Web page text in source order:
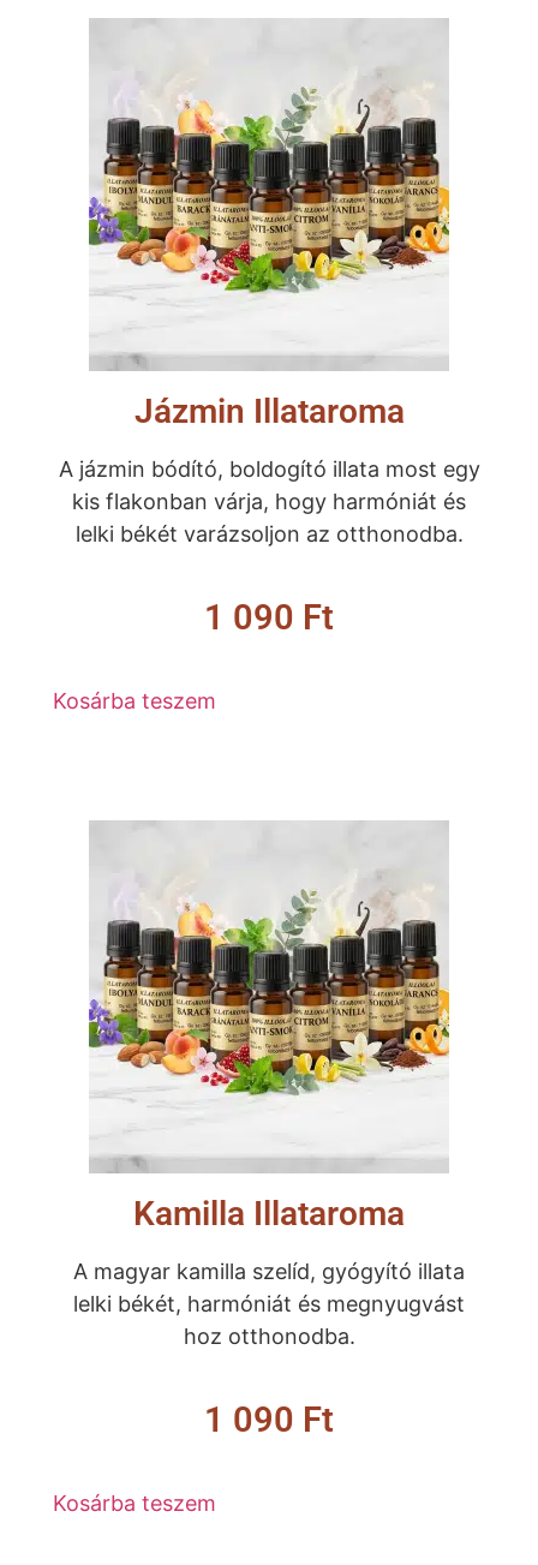
Jázmin Illataroma
A jázmin bódító, boldogító illata most egy
kis flakonban várja, hogy harmóniát és
lelki békét varázsoljon az otthonodba.
1 090 Ft
Kosárba teszem
Kamilla Illataroma
A magyar kamilla szelíd, gyógyító illata
lelki békét, harmóniát és megnyugvást
hoz otthonodba.
1 090 Ft
Kosárba teszem